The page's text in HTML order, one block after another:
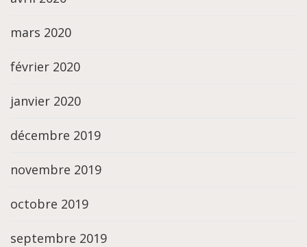
mars 2020
février 2020
janvier 2020
décembre 2019
novembre 2019
octobre 2019
septembre 2019